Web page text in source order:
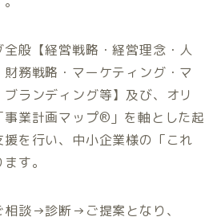
般【経営戦略・経営理念・人
務戦略・マーケティング・マ
ランディング等】及び、オリ
事業計画マップ®️」を軸とした起
を行い、中小企業様の「これ
す。
相談→診断→ご提案となり、